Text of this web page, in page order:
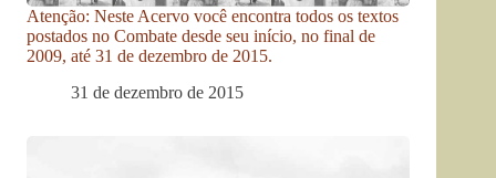
Atenção: Neste Acervo você encontra todos os textos
postados no Combate desde seu início, no final de
2009, até 31 de dezembro de 2015.
31 de dezembro de 2015